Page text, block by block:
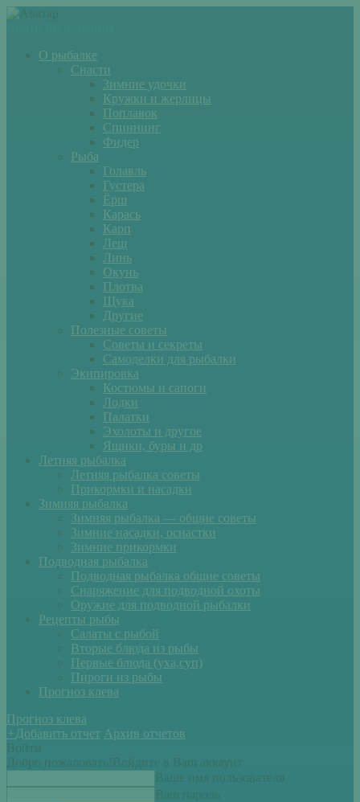
О рыбалке
Снасти
Зимние удочки
Кружки и жерлицы
Поплавок
Спиннинг
Фидер
Рыба
Голавль
Густера
Ёрш
Карась
Карп
Лещ
Линь
Окунь
Плотва
Щука
Другие
Полезные советы
Советы и секреты
Самоделки для рыбалки
Экипировка
Костюмы и сапоги
Лодки
Палатки
Эхолоты и другое
Ящики, буры и др
Летняя рыбалка
Летняя рыбалка советы
Прикормки и насадки
Зимняя рыбалка
Зимняя рыбалка — общие советы
Зимние насадки, оснастки
Зимние прикормки
Подводная рыбалка
Подводная рыбалка общие советы
Снаряжение для подводной охоты
Оружие для подводной рыбалки
Рецепты рыбы
Салаты с рыбой
Вторые блюда из рыбы
Первые блюда (уха,суп)
Пироги из рыбы
Прогноз клева
Прогноз клева
+ Добавить отчет Архив отчетов
Войти
Добро пожаловать! Войдите в Ваш аккаунт
Ваше имя пользователя
Ваш пароль